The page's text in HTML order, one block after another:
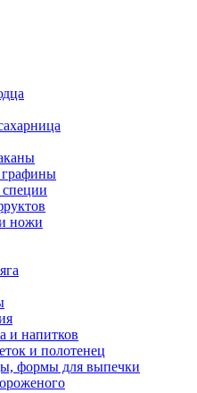
ножи
и напитков
и полотенец
формы для выпечки